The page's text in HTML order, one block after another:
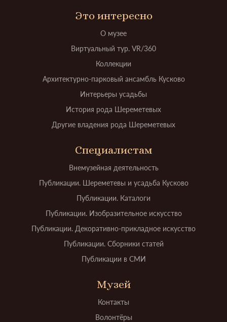
Это интересно
О музее
Виртуальный тур. VR/360
Коллекции
Архитектурно-парковый ансамбль Кусково
Интерьеры усадьбы
История рода Шереметевых
Другие владения рода Шереметевых
Специалистам
Внемузейная деятельность
Публикации. Шереметевы и усадьба Кусково
Публикации. Каталоги
Публикации. Изобразительное искусство
Публикации. Декоративно-прикладное искусство
Публикации. Сборники статей
Публикации в СМИ
Музей
Контакты
Волонтёры